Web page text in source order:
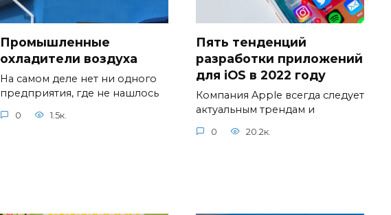
Промышленные
охладители воздуха
На самом деле нет ни одного
предприятия, где не нашлось
0 1.5к.
Пять тенденций
разработки приложений
для iOS в 2022 году
Компания Apple всегда следует
актуальным трендам и
0 20.2к.